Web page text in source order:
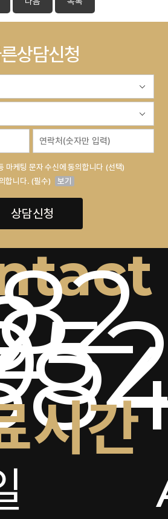
상담신청
마케팅 문자 수신에 동의합니다 (선택)
합니다. (필수)
보기
상담신청
시간